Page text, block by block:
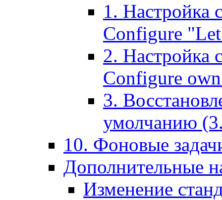
1. Настройка
Configure
2. Настройка
Configure
3.
умолчанию
10. Фоновые
Дополнительные
Изменение